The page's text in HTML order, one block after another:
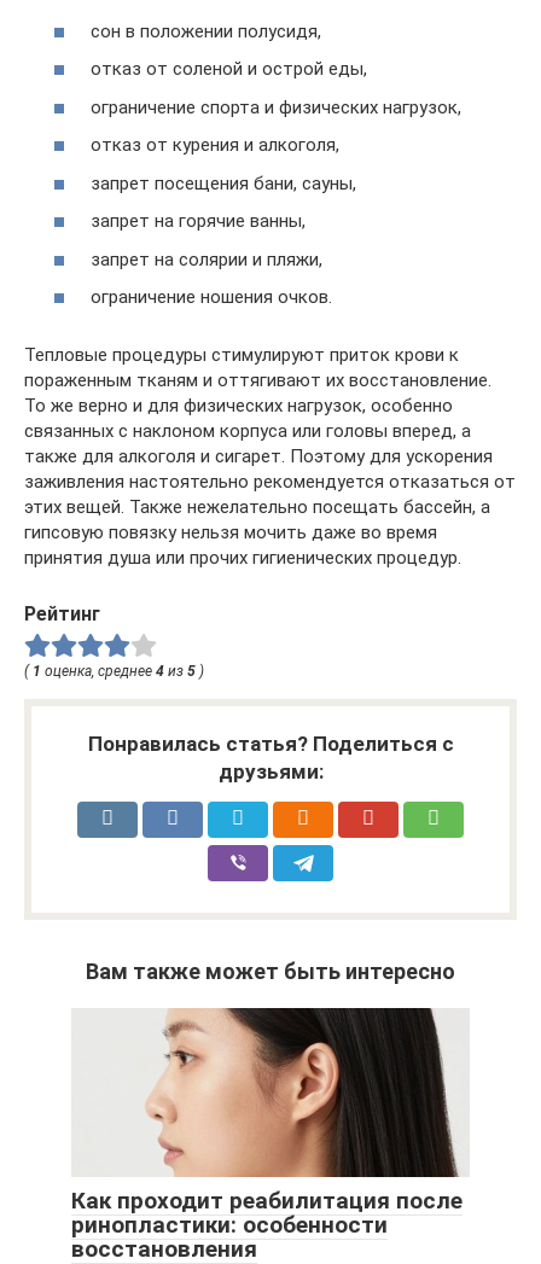
сон в положении полусидя,
отказ от соленой и острой еды,
ограничение спорта и физических нагрузок,
отказ от курения и алкоголя,
запрет посещения бани, сауны,
запрет на горячие ванны,
запрет на солярии и пляжи,
ограничение ношения очков.
Тепловые процедуры стимулируют приток крови к
пораженным тканям и оттягивают их восстановление.
То же верно и для физических нагрузок, особенно
связанных с наклоном корпуса или головы вперед, а
также для алкоголя и сигарет. Поэтому для ускорения
заживления настоятельно рекомендуется отказаться от
этих вещей. Также нежелательно посещать бассейн, а
гипсовую повязку нельзя мочить даже во время
принятия душа или прочих гигиенических процедур.
Рейтинг
( 1 оценка, среднее 4 из 5 )
Понравилась статья? Поделиться с
друзьями:
Вам также может быть интересно
Как проходит реабилитация после
ринопластики: особенности
восстановления